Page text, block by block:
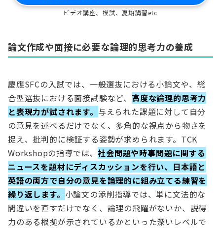
ビデオ講座、模試、夏期講習etc
論文作成や面接に必要な論理的思考力の養成
慶應SFCの入試では、一般選抜における小論文や、総
合型選抜における面接試験など、 高度な論理的思考力
と表現力が試されます。 与えられた課題に対して自分
の意見を述べるだけでなく、多角的な視点から物さを
捉え、批判的に検証する姿勢が求められます。TCK
Workshopの指導では、社会問題や時事問題に関する
ニュースを題材にディスカッションを行い、日本語と
英語の両方で自分の意見を論理的に組み立てる練習を
繰り返します。 小論文の添削指導では、単に文法的な
間違いを直すだけでなく、論理の飛躍がないか、説得
力のある根拠が示されているかといった深いレベルで